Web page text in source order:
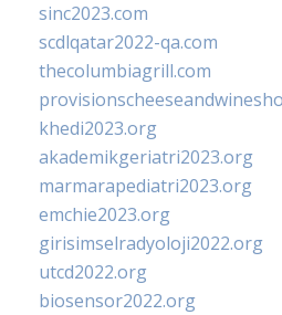
sinc2023.com
scdlqatar2022-qa.com
thecolumbiagrill.com
khedi2023.org
akademikgeriatri2023.org
marmarapediatri2023.org
emchie2023.org
girisimselradyoloji2022.org
utcd2022.org
biosensor2022.org